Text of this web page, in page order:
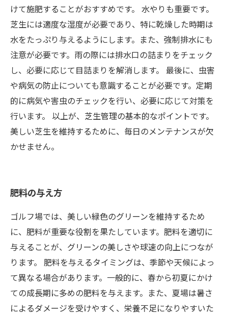
けて施肥することがおすすめです。 水やりも重要です。
芝生には適度な湿度が必要であり、特に乾燥した時期は
水をたっぷり与えるようにします。また、強制排水にも
注意が必要です。雨の際には排水口の詰まりをチェック
し、必要に応じて目詰まりを解消します。 最後に、虫害
や病気の防止についても意識することが必要です。定期
的に病気や害虫のチェックを行い、必要に応じて対策を
行います。 以上が、芝生管理の基本的なポイントです。
美しい芝生を維持するために、毎日のメンテナンスが欠
かせません。
肥料の与え方
ゴルフ場では、美しい緑色のグリーンを維持するため
に、肥料が重要な役割を果たしています。肥料を適切に
与えることが、グリーンの美しさや球速の向上につなが
ります。 肥料を与えるタイミングは、季節や天候によっ
て異なる場合があります。一般的に、春から初夏にかけ
ての成長期に多めの肥料を与えます。また、夏場は暑さ
によるダメージを受けやすく、栄養不足になりやすいた